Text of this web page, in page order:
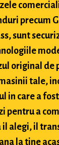
precum
sunt
original de
tale,
in care a
pentru a
alegi, il
la tine